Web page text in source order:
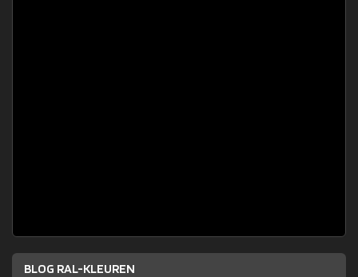
BLOG RAL-KLEUREN